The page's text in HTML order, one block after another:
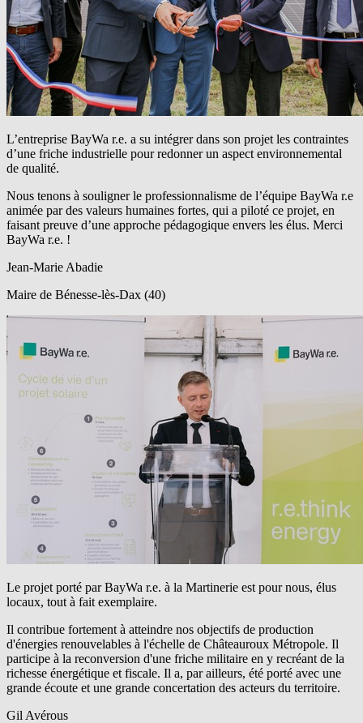
L’entreprise BayWa r.e. a su intégrer dans son projet les contraintes
d’une friche industrielle pour redonner un aspect environnemental
de qualité.
Nous tenons à souligner le professionnalisme de l’équipe BayWa r.e
animée par des valeurs humaines fortes, qui a piloté ce projet, en
faisant preuve d’une approche pédagogique envers les élus. Merci
BayWa r.e. !
Jean-Marie Abadie
Maire de Bénesse-lès-Dax (40)
Le projet porté parBayWa r.e. à la Martinerie est pour nous, élus
locaux, tout à fait exemplaire.
Il contribue fortement à atteindre nos objectifs de production
d'énergies renouvelables à l'échelle de Châteauroux Métropole. Il
participe à la reconversion d'une friche militaire en y recréant de la
richesse énergétique et fiscale. Il a, par ailleurs, été porté avec une
grande écoute et une grande concertation des acteurs du territoire.
Gil Avérous